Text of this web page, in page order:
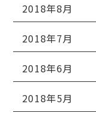
2018年8月
2018年7月
2018年6月
2018年5月